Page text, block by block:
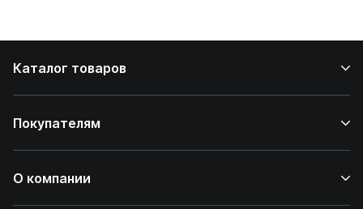
Каталог товаров
Покупателям
О компании